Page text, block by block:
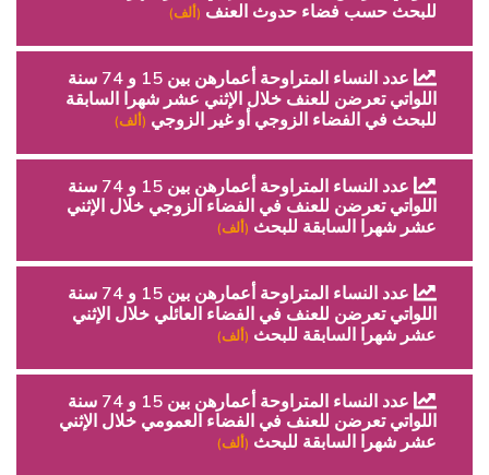
للبحث حسب فضاء حدوث العنف (ألف)
عدد النساء المتراوحة أعمارهن بين 15 و 74 سنة
اللواتي تعرضن للعنف خلال الإثني عشر شهرا السابقة
للبحث في الفضاء الزوجي أو غير الزوجي (ألف)
عدد النساء المتراوحة أعمارهن بين 15 و 74 سنة
اللواتي تعرضن للعنف في الفضاء الزوجي خلال الإثني
عشر شهرا السابقة للبحث (ألف)
عدد النساء المتراوحة أعمارهن بين 15 و 74 سنة
اللواتي تعرضن للعنف في الفضاء العائلي خلال الإثني
عشر شهرا السابقة للبحث (ألف)
عدد النساء المتراوحة أعمارهن بين 15 و 74 سنة
اللواتي تعرضن للعنف في الفضاء العمومي خلال الإثني
عشر شهرا السابقة للبحث (ألف)